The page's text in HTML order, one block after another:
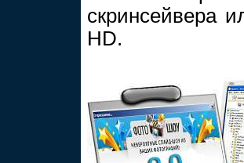
скринсейвера
HD.